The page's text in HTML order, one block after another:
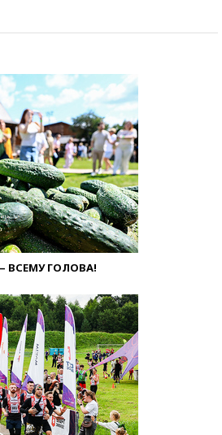
ВСЕМУ ГОЛОВА!